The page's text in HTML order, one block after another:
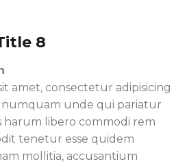
8
amet, consectetur adipisicing
numquam unde qui pariatur
harum libero commodi rem
tenetur esse quidem
mollitia, accusantium